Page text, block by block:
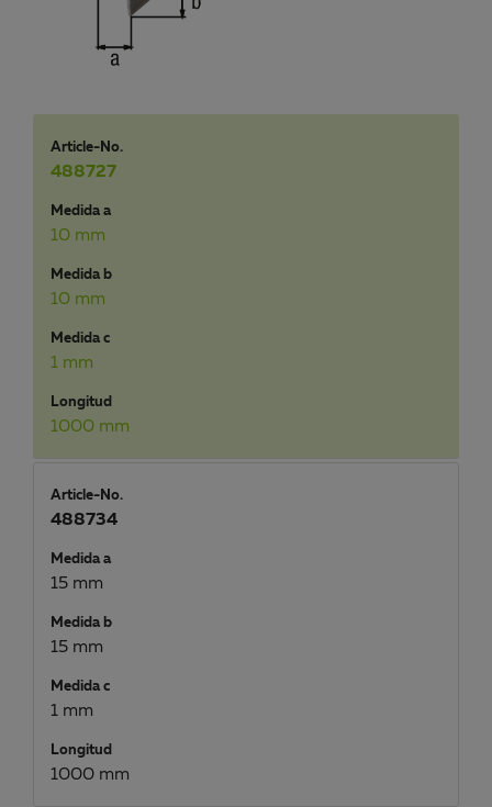
Article-No.
488727
Medida a
10 mm
Medida b
10 mm
Medida c
1 mm
Longitud
1000 mm
Article-No.
488734
Medida a
15 mm
Medida b
15 mm
Medida c
1 mm
Longitud
1000 mm